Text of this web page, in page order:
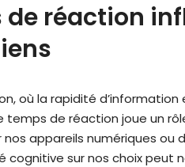
réaction
où la rapidité
de réaction joue un
appareils numériques ou
sur nos choix peut